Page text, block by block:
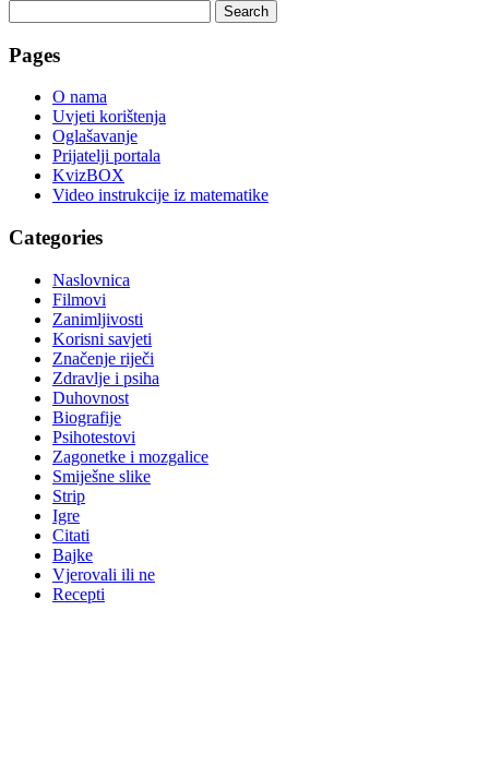
Search
Pages
O nama
Uvjeti korištenja
Oglašavanje
Prijatelji portala
KvizBOX
Video instrukcije iz matematike
Categories
Naslovnica
Filmovi
Zanimljivosti
Korisni savjeti
Značenje riječi
Zdravlje i psiha
Duhovnost
Biografije
Psihotestovi
Zagonetke i mozgalice
Smiješne slike
Strip
Igre
Citati
Bajke
Vjerovali ili ne
Recepti